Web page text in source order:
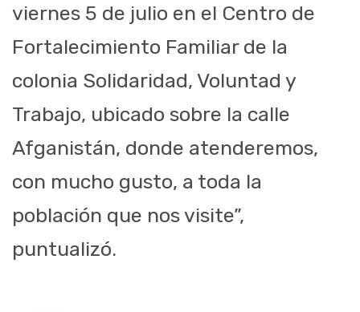
viernes 5 de julio en el Centro de
Fortalecimiento Familiar de la
colonia Solidaridad, Voluntad y
Trabajo, ubicado sobre la calle
Afganistán, donde atenderemos,
con mucho gusto, a toda la
población que nos visite”,
puntualizó.